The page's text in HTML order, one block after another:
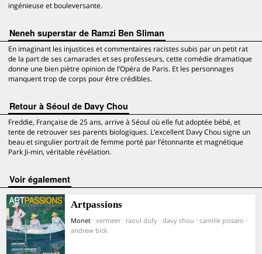
ingénieuse et bouleversante.
Neneh superstar de Ramzi Ben Sliman
En imaginant les injustices et commentaires racistes subis par un petit rat
de la part de ses camarades et ses professeurs, cette comédie dramatique
donne une bien piètre opinion de l’Opéra de Paris. Et les personnages
manquent trop de corps pour être crédibles.
Retour à Séoul de Davy Chou
Freddie, Française de 25 ans, arrive à Séoul où elle fut adoptée bébé, et
tente de retrouver ses parents biologiques. L’excellent Davy Chou signe un
beau et singulier portrait de femme porté par l’étonnante et magnétique
Park Ji-min, véritable révélation.
voir également
Artpassions
Monet · vermeer · raoul dufy · davy chou · camille pissaro ·
andrew bick